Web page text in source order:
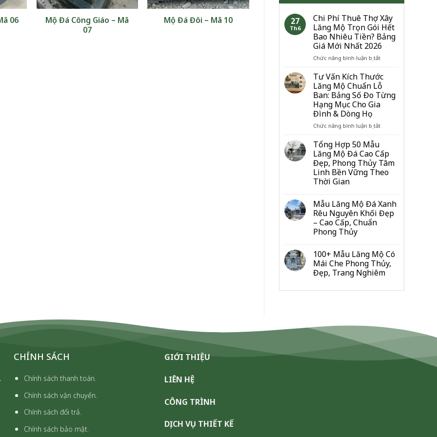
27
Th6
Chi Phí Thuê Thợ Xây
Lăng Mộ Trọn Gói Hết
Bao Nhiêu Tiền? Bảng
Giá Mới Nhất 2026
Chức năng bình luận bị tắtở
Phí
Thuê
Thợ
Xây
Lăng
Trọn
Bao
Nhiêu
Tiền?
Bảng
2026
Tư Vấn Kích Thước
Lăng Mộ Chuẩn Lỗ
Ban: Bảng Số Đo Từng
Hạng Mục Cho Gia
Đình & Dòng Họ
Chức năng bình luận bị tắtở
Kích
Thước
Lăng
Mộ
Ban:
Bảng
Số
Mục
Cho
Gia
Đình
Dòng
Tổng Hợp 50 Mẫu
Lăng Mộ Đá Cao Cấp
Đẹp, Phong Thủy Tâm
Linh Bền Vững Theo
Thời Gian
Mẫu Lăng Mộ Đá Xanh
Rêu Nguyên Khối Đẹp
– Cao Cấp, Chuẩn
Phong Thủy
100+ Mẫu Lăng Mộ Có
Mái Che Phong Thủy,
Đẹp, Trang Nghiêm
06
Mộ Đá Công Giáo – Mã
07
Mộ Đá Đôi – Mã 10
CHÍNH SÁCH
Chính sách thanh toán.
Chính sách vận chuyển.
Chính sách đổi trả.
Chính sách bảo mật.
GIỚI THIỆU
LIÊN HỆ
CÔNG TRÌNH
DỊCH VỤ THIẾT KẾ